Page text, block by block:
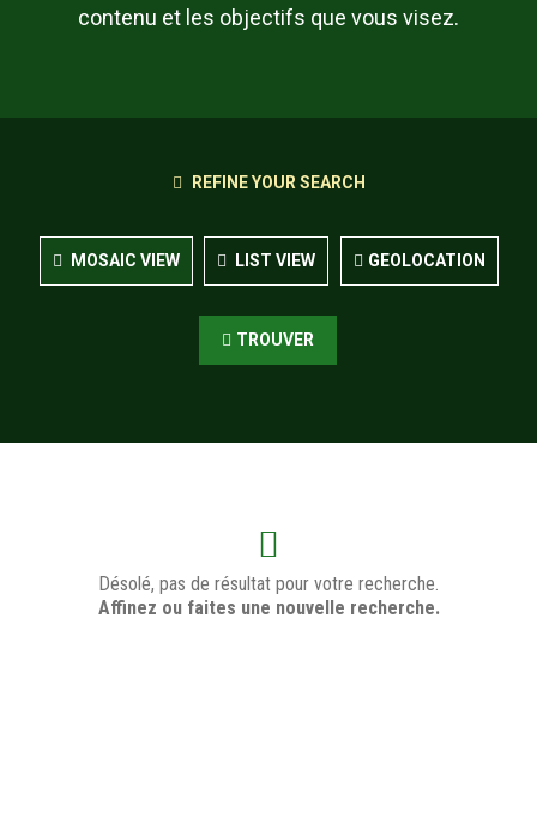
contenu et les objectifs que vous visez.
REFINE YOUR SEARCH
MOSAIC VIEW LIST VIEW GEOLOCATION
TROUVER
Désolé, pas de résultat pour votre recherche.
Affinez ou faites une nouvelle recherche.